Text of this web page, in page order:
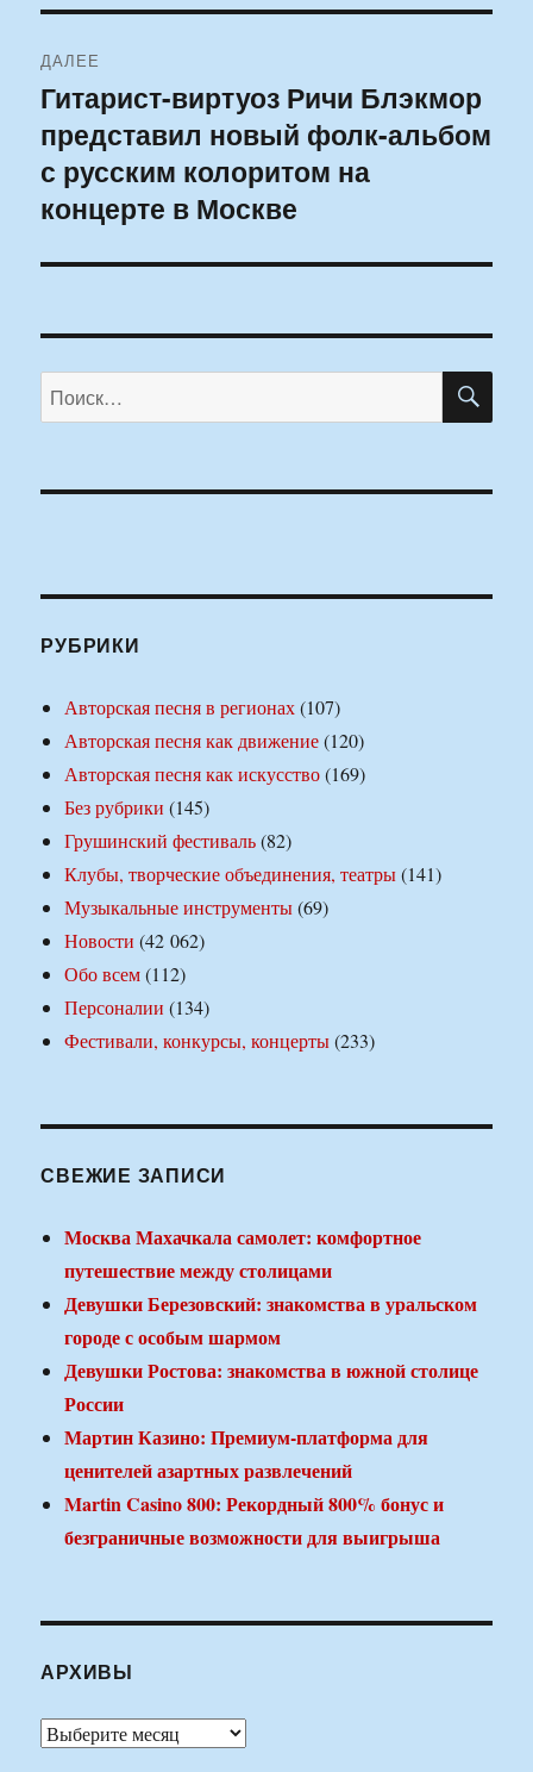
ДАЛЕЕ
Следующая
запись:
Гитарист-виртуоз Ричи Блэкмор
представил новый фолк-альбом
с русским колоритом на
концерте в Москве
Искать:
РУБРИКИ
Авторская песня в регионах(107)
Авторская песня как движение(120)
Авторская песня как искусство(169)
Без рубрики (145)
Грушинский фестиваль(82)
Клубы, творческие объединения, театры(141)
Музыкальные инструменты(69)
Новости (42 062)
Обо всем(112)
Персоналии (134)
Фестивали, конкурсы, концерты(233)
СВЕЖИЕ ЗАПИСИ
Москва Махачкала самолет: комфортное
путешествие между столицами
Девушки Березовский: знакомства в уральском
городе с особым шармом
Девушки Ростова: знакомства в южной столице
России
Мартин Казино: Премиум-платформа для
ценителей азартных развлечений
Martin Casino 800: Рекордный 800% бонус и
безграничные возможности для выигрыша
АРХИВЫ
Архивы